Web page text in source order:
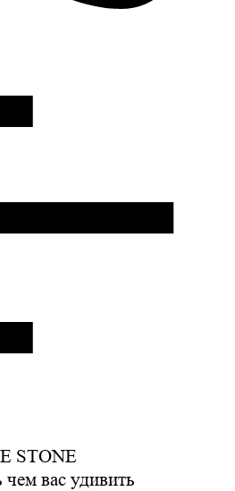
STONE
вас удивить